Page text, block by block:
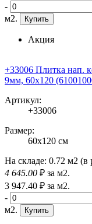
-
м2.
Купить
Акция
+33006 Плитка
9мм, 60x120
Артикул:
+33006
Размер:
60x120 см
На складе: 0.72 м2 (в
4 645.00 ₽ за м2.
3 947.40 ₽ за м2.
-
м2.
Купить